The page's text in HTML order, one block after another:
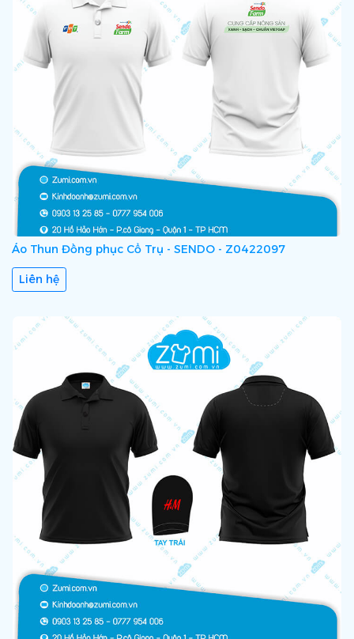
Áo Thun Đồng phục Cổ Trụ - SENDO - Z0422097
Liên hệ